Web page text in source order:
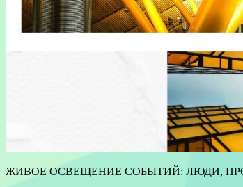
ЖИВОЕ ОСВЕЩЕНИЕ СОБЫТИЙ: ЛЮДИ,